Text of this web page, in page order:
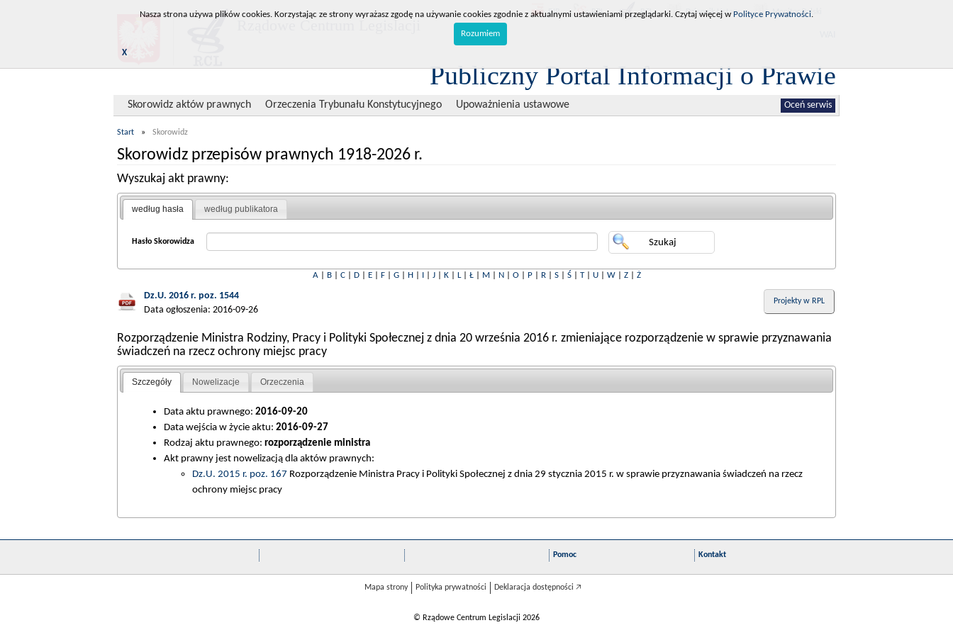
BIP RPL RCL Dziennik Ustaw Monitor Polski
Publiczny Portal Informacji o Prawie
Skorowidz aktów prawnych Orzeczenia Trybunału Konstytucyjnego Upoważnienia ustawowe Oceń serwis
Start » Skorowidz
Skorowidz przepisów prawnych 1918-2026 r.
Wyszukaj akt prawny:
według hasła według publikatora
Hasło Skorowidza
A| B| C| D| E| F| G| H| I| J| K| L| Ł| M N| O| P| R| S| Ś| T| U| W| Z| Ż
Dz.U. 2016 r. poz. 1544
Data ogłoszenia: 2016-09-26
Projekty w RPL
Rozporządzenie Ministra Rodziny, Pracy i Polityki Społecznej z dnia 20 września 2016 r. zmieniające rozporządzenie w sprawie przyznawania
świadczeń na rzecz ochrony miejsc pracy
Szczegóły Nowelizacje Orzeczenia
Data aktu prawnego: 2016-09-20
Data wejścia w życie aktu: 2016-09-27
Rodzaj aktu prawnego: rozporządzenie ministra
Akt prawny jest nowelizacją dla aktów prawnych:
Dz.U. 2015 r. poz. 167 Rozporządzenie Ministra Pracy i Polityki Społecznej z dnia 29 stycznia 2015 r. w sprawie przyznawania świadczeń na rzecz
ochrony miejsc pracy
Pomoc Kontakt
Mapa strony Polityka prywatności Deklaracja dostępności 🡥
© Rządowe Centrum Legislacji 2026
Nasza strona używa plików cookies. Korzystając ze strony wyrażasz zgodę na używanie cookies zgodnie z aktualnymi ustawieniami przeglądarki. Czytaj więcej w Polityce Prywatności.
Rozumiem
X